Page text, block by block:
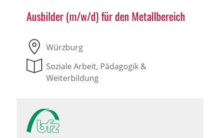
Ausbilder (m/w/d) für den Metallbereich
Würzburg
Soziale Arbeit, Pädagogik &
Weiterbildung